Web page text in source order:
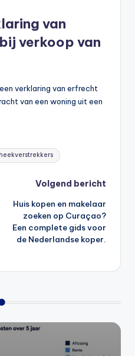
van
verkoop van
verklaring van erfrecht
van een woning uit een
Volgend bericht
Huis kopen en makelaar
zoeken op Curaçao?
Een complete gids voor
de Nederlandse koper.